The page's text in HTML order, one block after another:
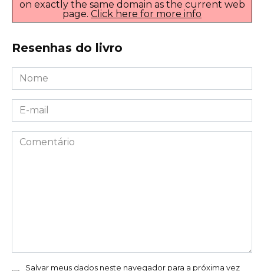
on exactly the same domain as the current web
page. Click here for more info
Resenhas do livro
Nome
*
E-
mail
*Comentário
Salvar meus dados neste navegador para a próxima vez